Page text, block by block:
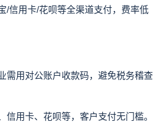
/信用卡/花呗等全渠道支付，费率低
用对公账户收款码，避免税务稽查
用卡、花呗等，客户支付无门槛。